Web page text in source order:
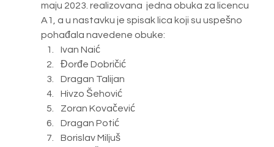
maju 2023. realizovana  jedna obuka za licencu
A1, a u nastavku je spisak lica koji su uspešno
pohađala navedene obuke:
Ivan Naić
Đorđe Dobričić
Dragan Talijan
Hivzo Šehović
Zoran Kovačević
Dragan Potić
Borislav Miljuš